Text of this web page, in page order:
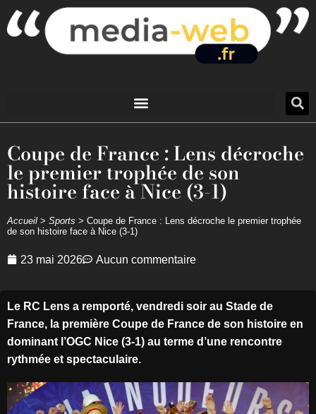
Coupe de France : Lens décroche
le premier trophée de son
histoire face à Nice (3-1)
Accueil > Sports > Coupe de France : Lens décroche le premier trophée
de son histoire face à Nice (3-1)
23 mai 2026 Aucun commentaire
Le RC Lens a remporté, vendredi soir au Stade de
France, la première Coupe de France de son histoire en
dominant l’OGC Nice (3-1) au terme d’une rencontre
rythmée et spectaculaire.